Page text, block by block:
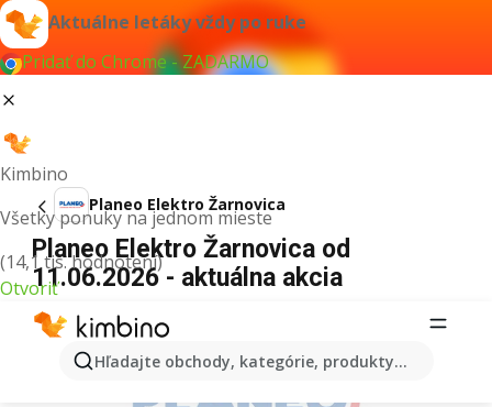
Aktuálne letáky vždy po ruke
Pridať do Chrome - ZADARMO
Kimbino
Všetky ponuky na jednom mieste
(14,1 tis. hodnotení)
Otvoriť
Hľadajte obchody, kategórie, produkty...
Planeo Elektro Žarnovica
Planeo Elektro Žarnovica od
11.06.2026 - aktuálna akcia